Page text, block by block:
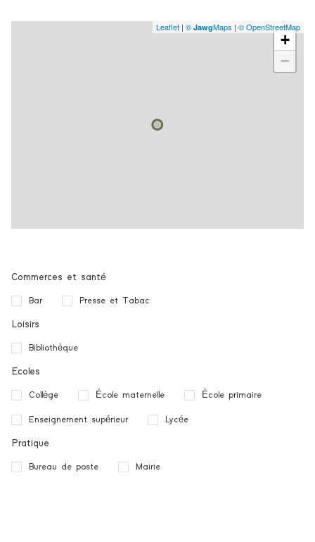
+
−
Leaflet | © JawgMaps | © OpenStreetMap
Commerces et santé
Bar Presse et Tabac
Loisirs
Bibliothèque
Ecoles
Collège École maternelle École primaire
Enseignement supérieur Lycée
Pratique
Bureau de poste Mairie